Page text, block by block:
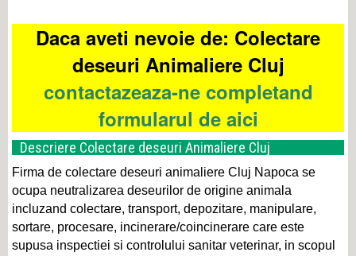
Daca aveti nevoie de: Colectare
deseuri Animaliere Cluj
contactazeaza-ne completand
formularul de aici
Descriere Colectare deseuri Animaliere Cluj
Firma de colectare deseuri animaliere Cluj Napoca se
ocupa neutralizarea deseurilor de origine animala
incluzand colectare, transport, depozitare, manipulare,
sortare, procesare, incinerare/coincinerare care este
supusa inspectiei si controlului sanitar veterinar, in scopul